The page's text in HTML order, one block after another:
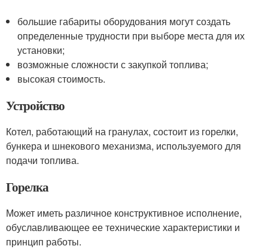
большие габариты оборудования могут создать
определенные трудности при выборе места для их
установки;
возможные сложности с закупкой топлива;
высокая стоимость.
Устройство
Котел, работающий на гранулах, состоит из горелки,
бункера и шнекового механизма, используемого для
подачи топлива.
Горелка
Может иметь различное конструктивное исполнение,
обуславливающее ее технические характеристики и
принцип работы.